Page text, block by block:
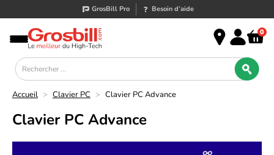
GrosBill Pro Besoin d’aide
0
Accueil > Clavier PC > Clavier PC Advance
Clavier PC Advance